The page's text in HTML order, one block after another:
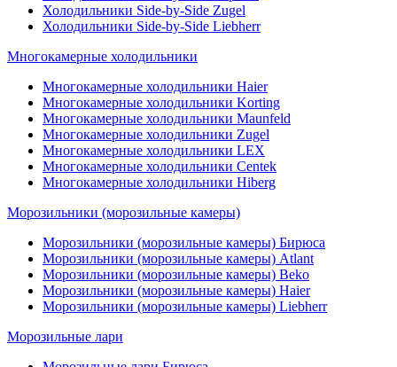
Холодильники Side-by-Side Zugel
Холодильники Side-by-Side Liebherr
Многокамерные холодильники
Многокамерные холодильники Haier
Многокамерные холодильники Korting
Многокамерные холодильники Maunfeld
Многокамерные холодильники Zugel
Многокамерные холодильники LEX
Многокамерные холодильники Centek
Многокамерные холодильники Hiberg
Морозильники (морозильные камеры)
Морозильники (морозильные камеры) Бирюса
Морозильники (морозильные камеры) Atlant
Морозильники (морозильные камеры) Beko
Морозильники (морозильные камеры) Haier
Морозильники (морозильные камеры) Liebherr
Морозильные лари